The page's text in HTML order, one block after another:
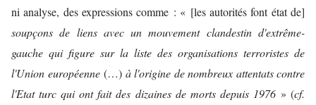
ni analyse, des expressions comme : « [les autorités font état de]
soupçons de liens avec un mouvement clandestin d'extrême-
gauche qui figure sur la liste des organisations terroristes de
l'Union européenne (…) à l'origine de nombreux attentats contre
l'Etat turc qui ont fait des dizaines de morts depuis 1976» (cf.